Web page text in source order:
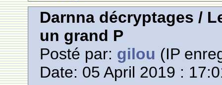
Darnna décryptages /
un grand P
Posté par: gilou (IP
Date: 05 April 2019 :